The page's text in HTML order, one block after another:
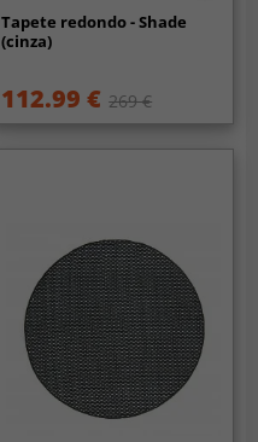
Tapete redondo - Shade
(cinza)
112.99 € 269 €